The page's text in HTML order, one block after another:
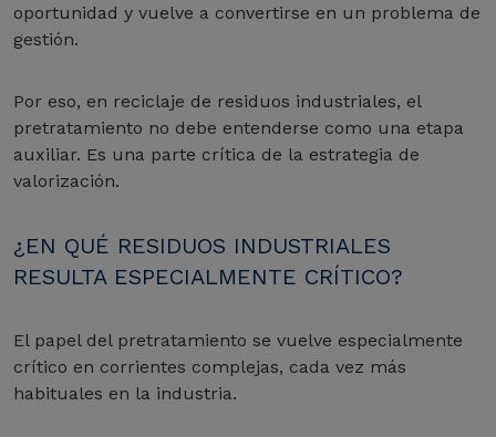
oportunidad y vuelve a convertirse en un problema de
gestión.
Por eso, en reciclaje de residuos industriales, el
pretratamiento no debe entenderse como una etapa
auxiliar. Es una parte crítica de la estrategia de
valorización.
¿EN QUÉ RESIDUOS INDUSTRIALES
RESULTA ESPECIALMENTE CRÍTICO?
El papel del pretratamiento se vuelve especialmente
crítico en corrientes complejas, cada vez más
habituales en la industria.